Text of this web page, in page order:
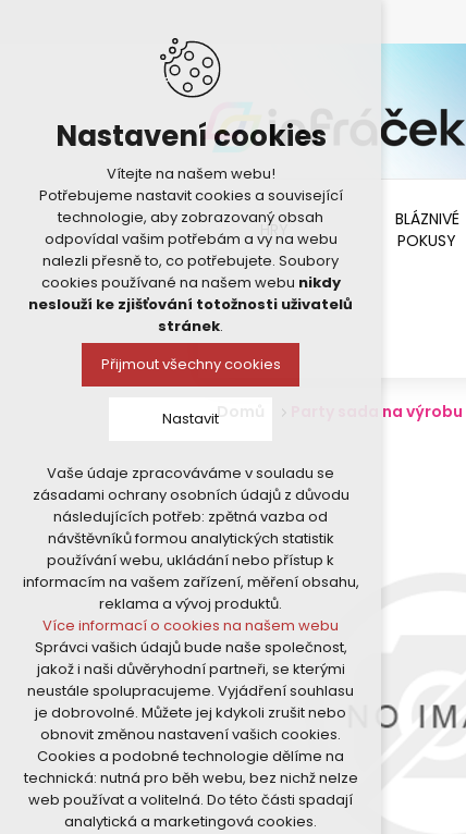
Nastavení cookies
Vítejte na našem webu!
Potřebujeme nastavit cookies a související
technologie, aby zobrazovaný obsah
odpovídal vašim potřebám a vy na webu
nalezli přesně to, co potřebujete. Soubory
cookies používané na našem webu nikdy
neslouží ke zjišťování totožnosti uživatelů
stránek.
Přijmout všechny cookies
Nastavit
Technická cookies
nutná pro provozování webu
udržení kontextu stránek (session):
případná přihlášení, volby jazyka, apod.
Volitelná cookies
analytická pro anonymizované
vyhodnocení návštěvnosti
marketingová cookies (Google)
Více informací o cookies na našem webu
Přijmout všechny cookies
Odmítnout vše
Vaše údaje zpracováváme v souladu se
zásadami ochrany osobních údajů z důvodu
následujících potřeb: zpětná vazba od
návštěvníků formou analytických statistik
používání webu, ukládání nebo přístup k
informacím na vašem zařízení, měření obsahu,
reklama a vývoj produktů.
Více informací o cookies na našem webu
Správci vašich údajů bude naše společnost,
jakož i naši důvěryhodní partneři, se kterými
neustále spolupracujeme. Vyjádření souhlasu
je dobrovolné. Můžete jej kdykoli zrušit nebo
obnovit změnou nastavení vašich cookies.
Cookies a podobné technologie dělíme na
technická: nutná pro běh webu, bez nichž nelze
web používat a volitelná. Do této části spadají
analytická a marketingová cookies.
HRY
BLÁZNIVÉ
POKUSY
Domů Party sada na